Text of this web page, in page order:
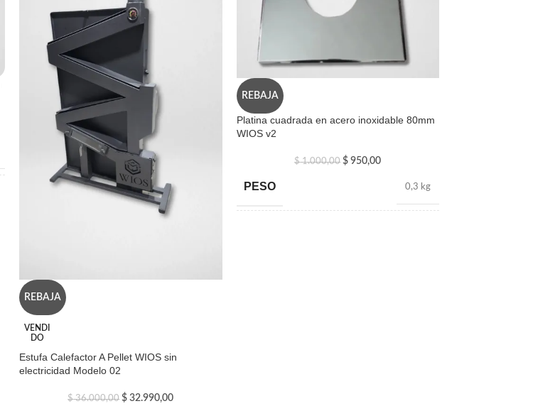
REBAJA
VENDI
DO
Estufa Calefactor A Pellet WIOS sin
electricidad Modelo 02
$36.000,00 $ 32.990,00
REBAJA
Platina cuadrada en acero inoxidable 80mm
WIOS v2
$1.000,00 $ 950,00
PESO 0,3 kg